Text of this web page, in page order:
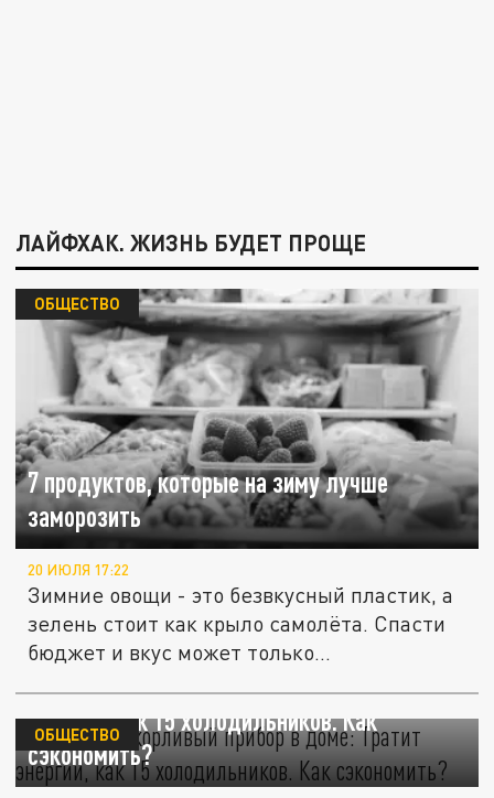
ЛАЙФХАК. ЖИЗНЬ БУДЕТ ПРОЩЕ
7 продуктов, которые на зиму лучше
заморозить
ОБЩЕСТВО
20 ИЮЛЯ 17:22
Зимние овощи - это безвкусный пластик, а
зелень стоит как крыло самолёта. Спасти
бюджет и вкус может только...
Самый прожорливый прибор в доме: Тратит
энергии, как 15 холодильников. Как
сэкономить?
ОБЩЕСТВО